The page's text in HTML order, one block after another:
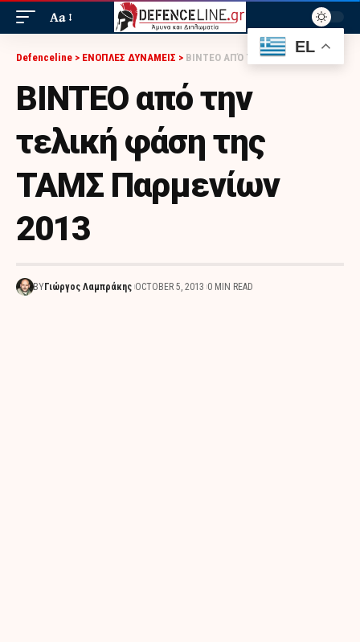
Aa
Defenceline > ΕΝΟΠΛΕΣ ΔΥΝΑΜΕΙΣ > BINTEO ΑΠΌ ΤΗΝ ΤΕΛΙΚΉ ΦΆΣΗ ΤΗΣ ΤΑΜΣ ΠΑΡΜΕΝΊΩΝ 2013
BINTEO από την
τελική φάση της
ΤΑΜΣ Παρμενίων
2013
BY Γιώργος Λαμπράκης OCTOBER 5, 2013 0 MIN READ
EL